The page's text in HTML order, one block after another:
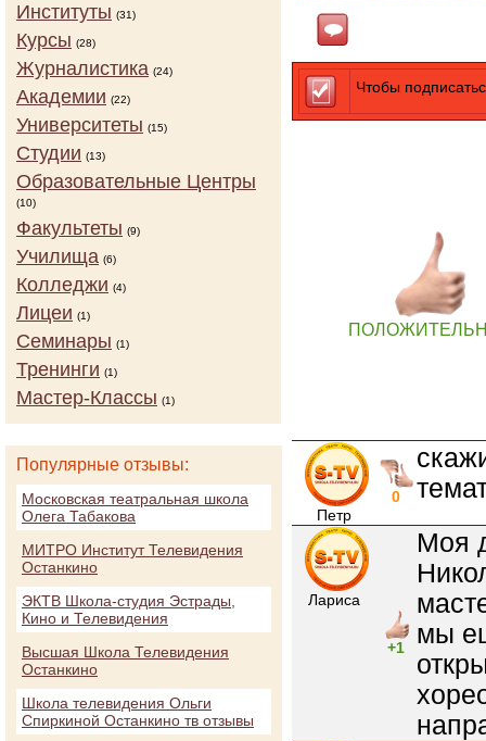
Чтобы
Петр
0
Лариса
+1
Моя
мы
Институты (31)
Курсы (28)
Журналистика (24)
Академии (22)
Университеты (15)
Студии (13)
Образовательные Центры
(10)
Факультеты (9)
Училища (6)
Колледжи (4)
Лицеи (1)
Семинары (1)
Тренинги (1)
Мастер-Классы (1)
Популярные отзывы:
Московская театральная школа
Олега Табакова
МИТРО Институт Телевидения
Останкино
ЭКТВ Школа-студия Эстрады,
Кино и Телевидения
Высшая Школа Телевидения
Останкино
Школа телевидения Ольги
Спиркиной Останкино тв отзывы